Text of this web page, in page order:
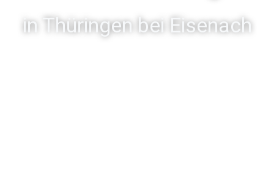
in Thüringen bei Eisenach